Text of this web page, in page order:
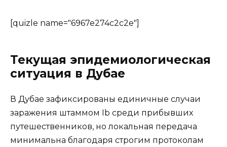
[quizle name="6967e274c2c2e"]
Текущая эпидемиологическая
ситуация в Дубае
В Дубае зафиксированы единичные случаи
заражения штаммом Ib среди прибывших
путешественников, но локальная передача
минимальна благодаря строгим протоколам